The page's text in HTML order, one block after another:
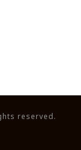
reserved.